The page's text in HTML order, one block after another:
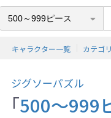
キャラクター一覧 カテゴ
ジグソーパズル
「500～999